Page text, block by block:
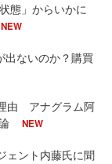
態」からいかに
NEW
出ないのか？購買
由 アナグラム阿
NEW
ェント内藤氏に聞